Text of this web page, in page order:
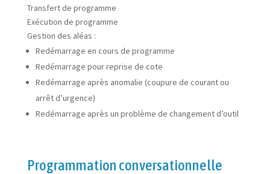
Transfert de programme
Exécution de programme
Gestion des aléas :
Redémarrage en cours de programme
Redémarrage pour reprise de cote
Redémarrage après anomalie (coupure de courant ou
arrêt d’urgence)
Redémarrage après un problème de changement d’outil
Programmation conversationnelle